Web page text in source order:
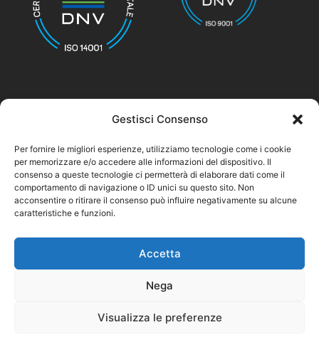
Gestisci Consenso
Per fornire le migliori esperienze, utilizziamo tecnologie come i cookie
per memorizzare e/o accedere alle informazioni del dispositivo. Il
consenso a queste tecnologie ci permetterà di elaborare dati come il
comportamento di navigazione o ID unici su questo sito. Non
acconsentire o ritirare il consenso può influire negativamente su alcune
caratteristiche e funzioni.
Accetta
Nega
Visualizza le preferenze
Privacy Policy
Cookie Policy